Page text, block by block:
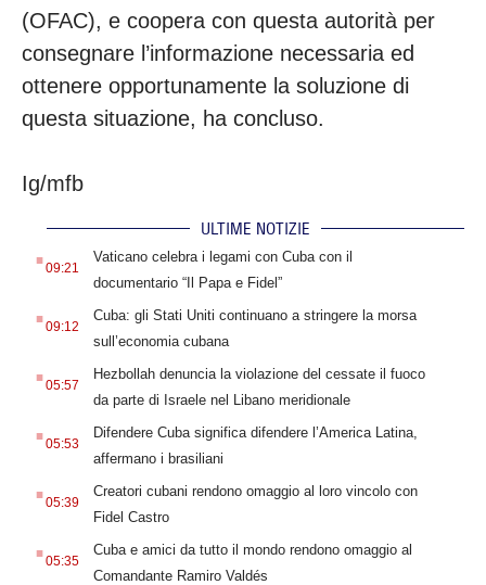
(OFAC), e coopera con questa autorità per
consegnare l’informazione necessaria ed
ottenere opportunamente la soluzione di
questa situazione, ha concluso.
Ig/mfb
ULTIME NOTIZIE
.09:21
Vaticano celebra i legami con Cuba con il
documentario “Il Papa e Fidel”
.09:12
Cuba: gli Stati Uniti continuano a stringere la morsa
sull’economia cubana
.05:57
Hezbollah denuncia la violazione del cessate il fuoco
da parte di Israele nel Libano meridionale
.05:53
Difendere Cuba significa difendere l’America Latina,
affermano i brasiliani
.05:39
Creatori cubani rendono omaggio al loro vincolo con
Fidel Castro
.05:35
Cuba e amici da tutto il mondo rendono omaggio al
Comandante Ramiro Valdés